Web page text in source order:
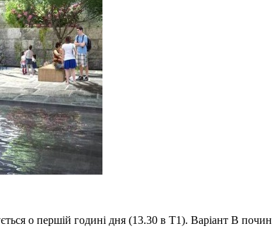
о першій годині дня (13.30 в Т1). Варіант В